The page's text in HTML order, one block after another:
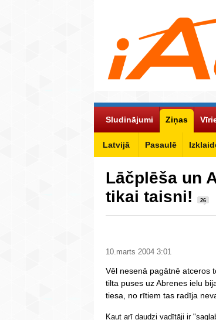
Sludinājumi Ziņas
Latvijā Pasaulē
Lāčplēša un
tikai taisni!
26
10.marts 2004 3:01
Vēl nesenā pagātnē atceros
tilta puses uz Abrenes ielu
tiesa, no rītiem tas radīja
Kaut arī daudzi vadītāji ir